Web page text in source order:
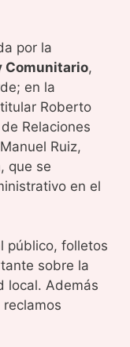
por la
Comunitario,
en la
Roberto
Relaciones
Ruiz,
que se
en el
público, folletos
sobre la
local. Además